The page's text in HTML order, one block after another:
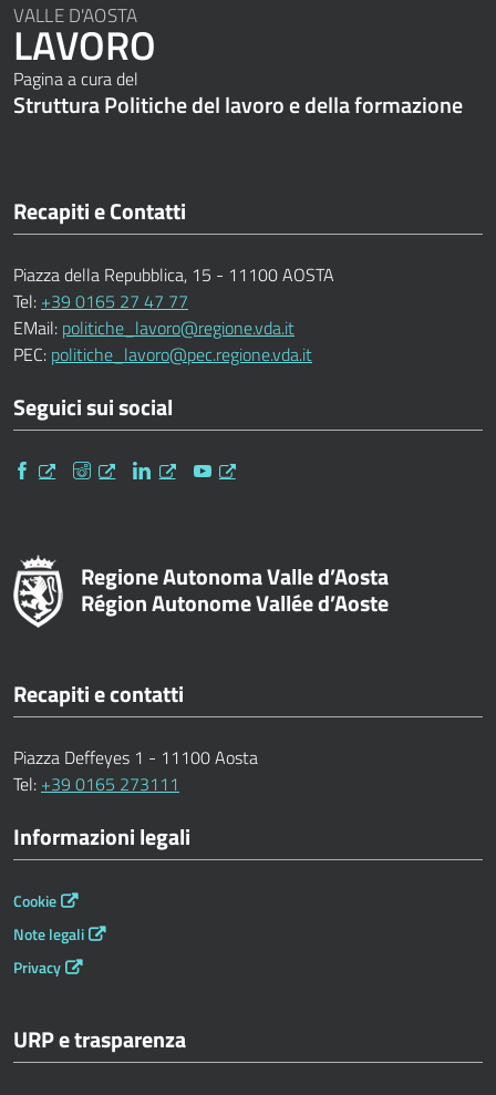
VALLE D'AOSTA
LAVORO
Pagina a cura del
Struttura Politiche del lavoro e della formazione
Recapiti e Contatti
Piazza della Repubblica, 15 - 11100 AOSTA
Tel: +39 0165 27 47 77
EMail: politiche_lavoro@regione.vda.it
PEC: politiche_lavoro@pec.regione.vda.it
Seguici sui social
FacebookInstagramLinkedin Youtube
Regione Autonoma Valle d’Aosta
Région Autonome Vallée d’Aoste
Recapiti e contatti
Piazza Deffeyes 1 - 11100 Aosta
Tel: +39 0165 273111
Informazioni legali
Cookie
Note legali
Privacy
URP e trasparenza